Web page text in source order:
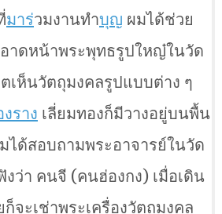
มาร่วมงานทำบุญ ผมได้ช่วย
าดหน้าพระพุทธรูปใหญ๋ในวัด
ตเห็นวัตถุมงคลรูปแบบต่าง ๆ
งราง เลี่ยมทองก็มีวางอยู่บนพื้น
ได้สอบถามพระอาจารย์ในวัด
งว่า คนจี (คนฮ่องกง) เมื่อเดิน
จะเช่าพระเครื่องวัตถุมงคล